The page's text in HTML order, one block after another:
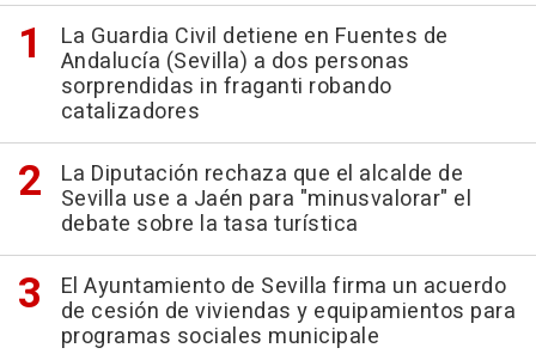
La Guardia Civil detiene en Fuentes de
Andalucía (Sevilla) a dos personas
sorprendidas in fraganti robando
catalizadores
La Diputación rechaza que el alcalde de
Sevilla use a Jaén para "minusvalorar" el
debate sobre la tasa turística
El Ayuntamiento de Sevilla firma un acuerdo
de cesión de viviendas y equipamientos para
programas sociales municipale